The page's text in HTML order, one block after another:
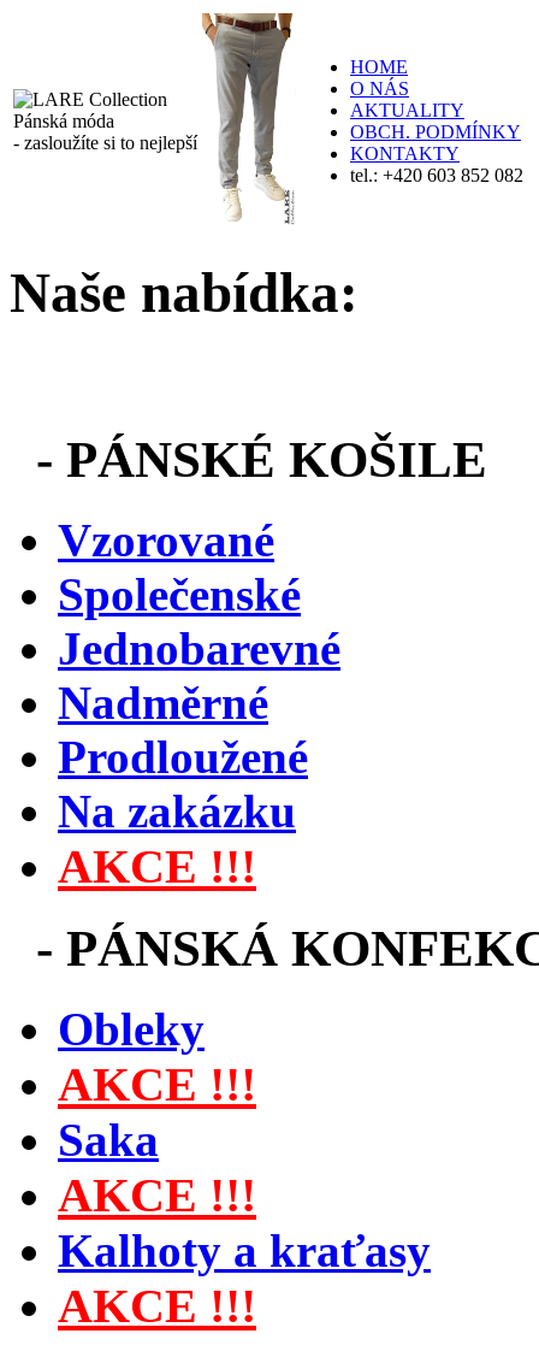
Pánská móda
- zasloužíte si to nejlepší
HOME
O NÁS
AKTUALITY
OBCH. PODMÍNKY
KONTAKTY
tel.: +420 603 852 082
Naše nabídka:
- PÁNSKÉ KOŠILE
Vzorované
Společenské
Jednobarevné
Nadměrné
Prodloužené
Na zakázku
AKCE !!!
- PÁNSKÁ
Obleky
AKCE !!!
Saka
AKCE !!!
Kalhoty a kraťasy
AKCE !!!